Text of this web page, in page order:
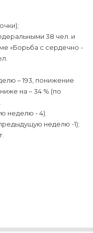
38 чел. и
«Борьба с сердечно -
– 193, понижение
на – 34 % (по
неделю - 4).
неделю -1);